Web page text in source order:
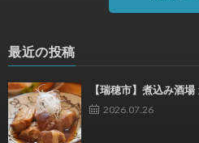
最近の投稿
【瑞穂市】煮込み酒
2026.07.26